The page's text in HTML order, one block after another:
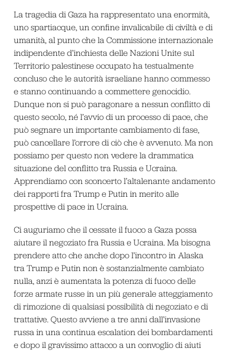
La tragedia di Gaza ha rappresentato una enormità,
uno spartiacque, un confine invalicabile di civiltà e di
umanità, al punto che la Commissione internazionale
indipendente d’inchiesta delle Nazioni Unite sul
Territorio palestinese occupato ha testualmente
concluso che le autorità israeliane hanno commesso
e stanno continuando a commettere genocidio.
Dunque non si può paragonare a nessun conflitto di
questo secolo, né l’avvio di un processo di pace, che
può segnare un importante cambiamento di fase,
può cancellare l’orrore di ciò che è avvenuto. Ma non
possiamo per questo non vedere la drammatica
situazione del conflitto tra Russia e Ucraina.
Apprendiamo con sconcerto l’altalenante andamento
dei rapporti fra Trump e Putin in merito alle
prospettive di pace in Ucraina.
Ci auguriamo che il cessate il fuoco a Gaza possa
aiutare il negoziato fra Russia e Ucraina. Ma bisogna
prendere atto che anche dopo l’incontro in Alaska
tra Trump e Putin non è sostanzialmente cambiato
nulla, anzi è aumentata la potenza di fuoco delle
forze armate russe in un più generale atteggiamento
di rimozione di qualsiasi possibilità di negoziato e di
trattative. Questo avviene a tre anni dall’invasione
russa in una continua escalation dei bombardamenti
e dopo il gravissimo attacco a un convoglio di aiuti